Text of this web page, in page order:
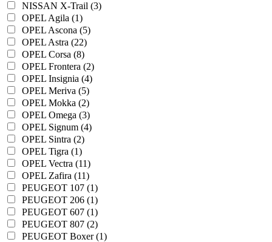
NISSAN X-Trail (3)
OPEL Agila (1)
OPEL Ascona (5)
OPEL Astra (22)
OPEL Corsa (8)
OPEL Frontera (2)
OPEL Insignia (4)
OPEL Meriva (5)
OPEL Mokka (2)
OPEL Omega (3)
OPEL Signum (4)
OPEL Sintra (2)
OPEL Tigra (1)
OPEL Vectra (11)
OPEL Zafira (11)
PEUGEOT 107 (1)
PEUGEOT 206 (1)
PEUGEOT 607 (1)
PEUGEOT 807 (2)
PEUGEOT Boxer (1)